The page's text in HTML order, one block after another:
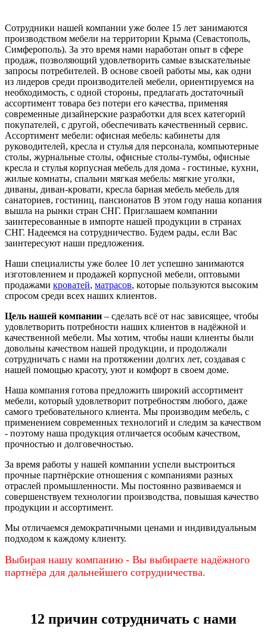
Сотрудники нашей компании уже более 15 лет занимаются
производством мебели на территории Крыма (Севастополь,
Симферополь). За это время нами наработан опыт в сфере
продаж, позволяющий удовлетворить самые взыскательные
запросы потребителей. В основе своей работы мы, как одни
из лидеров среди производителей мебели, ориентируемся на
необходимость, с одной стороны, предлагать достаточный
ассортимент товара без потери его качества, применяя
современные дизайнерские разработки для всех категорий
покупателей, с другой, обеспечивать качественный сервис.
Ассортимент мебели: офисная мебель: кабинеты для
руководителей, кресла и стулья для персонала, компьютерные
столы, журнальные столы, офисные столы-тумбы, офисные
кресла и стулья корпусная мебель для дома - гостиные, кухни,
жилые комнаты, спальни мягкая мебель: мягкие уголки,
диваны, диван-кровати, кресла барная мебель мебель для
санаториев, гостиниц, пансионатов В этом году наша копания
вышла на рынки стран СНГ. Приглашаем компании
заинтересованные в импорте нашей продукции в странах
СНГ. Надеемся на сотрудничество. Будем рады, если Вас
заинтересуют наши предложения.
Наши специалисты уже более 10 лет успешно занимаются
изготовлением и продажей корпусной мебели, оптовыми
продажами кроватей, матрасов, которые пользуются высоким
спросом среди всех наших клиентов.
Цель нашей компании – сделать всё от нас зависящее, чтобы
удовлетворить потребности наших клиентов в надёжной и
качественной мебели. Мы хотим, чтобы наши клиенты были
довольны качеством нашей продукции, и продолжали
сотрудничать с нами на протяжении долгих лет, создавая с
нашей помощью красоту, уют и комфорт в своем доме.
Наша компания готова предложить широкий ассортимент
мебели, который удовлетворит потребностям любого, даже
самого требовательного клиента. Мы производим мебель, с
применением современных технологий и следим за качеством
- поэтому наша продукция отличается особым качеством,
прочностью и долговечностью.
За время работы у нашей компании успели выстроиться
прочные партнёрские отношения с компаниями разных
отраслей промышленности. Мы постоянно развиваемся и
совершенствуем технологии производства, повышая качество
продукции и ассортимент.
Мы отличаемся демократичными ценами и индивидуальным
подходом к каждому клиенту.
Выбирая нашу компанию - Вы выбираете надёжного
партнёра для дальнейшего сотрудничества.
12 причин сотрудничать с нами